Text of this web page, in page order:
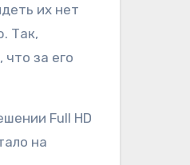
их нет
Так,
за его
Full HD
на